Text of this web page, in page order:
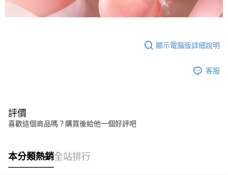
顯示電腦版詳細說明
客服
評價
喜歡這個商品嗎？購買後給他一個好評吧
本分類熱銷全站排行